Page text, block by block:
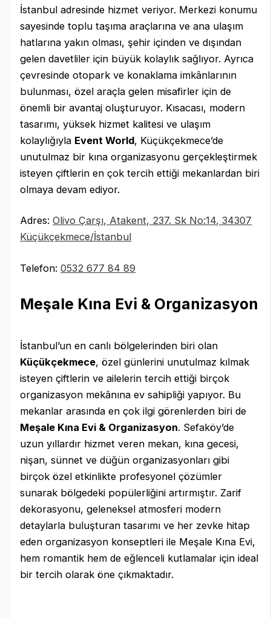
İstanbul adresinde hizmet veriyor. Merkezi konumu
sayesinde toplu taşıma araçlarına ve ana ulaşım
hatlarına yakın olması, şehir içinden ve dışından
gelen davetliler için büyük kolaylık sağlıyor. Ayrıca
çevresinde otopark ve konaklama imkânlarının
bulunması, özel araçla gelen misafirler için de
önemli bir avantaj oluşturuyor. Kısacası, modern
tasarımı, yüksek hizmet kalitesi ve ulaşım
kolaylığıyla Event World, Küçükçekmece’de
unutulmaz bir kına organizasyonu gerçekleştirmek
isteyen çiftlerin en çok tercih ettiği mekanlardan biri
olmaya devam ediyor.
Adres:Olivo Çarşı, Atakent, 237. Sk No:14, 34307
Küçükçekmece/İstanbul
Telefon:0532 677 84 89
Meşale Kına Evi & Organizasyon
İstanbul’un en canlı bölgelerinden biri olan
Küçükçekmece, özel günlerini unutulmaz kılmak
isteyen çiftlerin ve ailelerin tercih ettiği birçok
organizasyon mekânına ev sahipliği yapıyor. Bu
mekanlar arasında en çok ilgi görenlerden biri de
Meşale Kına Evi & Organizasyon. Sefaköy’de
uzun yıllardır hizmet veren mekan, kına gecesi,
nişan, sünnet ve düğün organizasyonları gibi
birçok özel etkinlikte profesyonel çözümler
sunarak bölgedeki popülerliğini artırmıştır. Zarif
dekorasyonu, geleneksel atmosferi modern
detaylarla buluşturan tasarımı ve her zevke hitap
eden organizasyon konseptleri ile Meşale Kına Evi,
hem romantik hem de eğlenceli kutlamalar için ideal
bir tercih olarak öne çıkmaktadır.